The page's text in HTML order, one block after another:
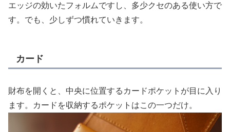
エッジの効いたフォルムですし、多少クセのある使い方で
す。でも、少しずつ慣れていきます。
カード
財布を開くと、中央に位置するカードポケットが目に入り
ます。カードを収納するポケットはこの一つだけ。